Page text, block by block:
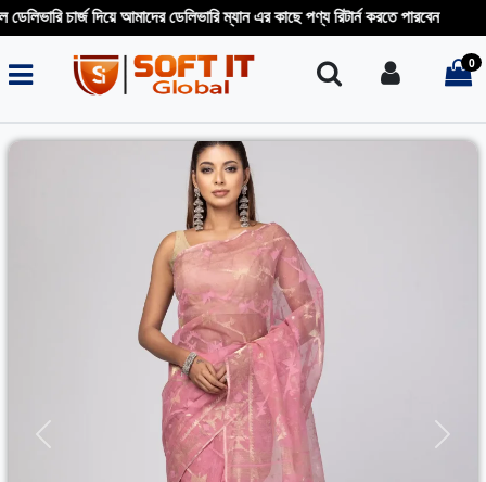
চার্জ দিয়ে আমাদের ডেলিভারি ম্যান এর কাছে পণ্য রিটার্ন করতে পারবেন
SearchLogin 0